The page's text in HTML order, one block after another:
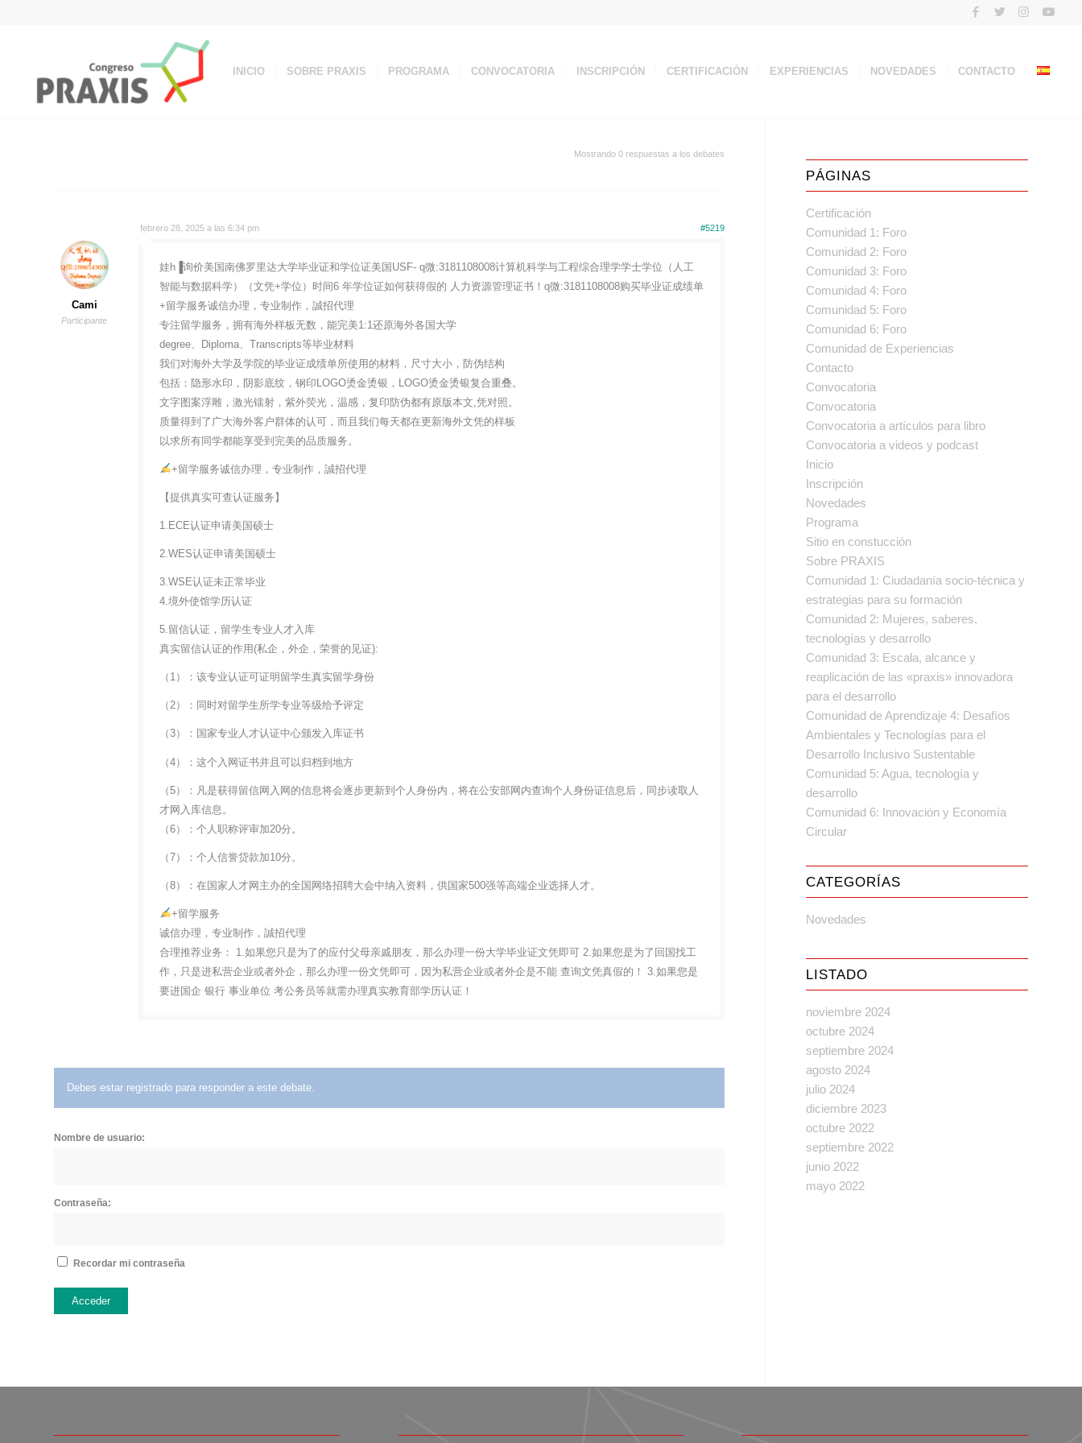
INICIO SOBRE PRAXIS PROGRAMA CONVOCATORIA INSCRIPCIÓN CERTIFICACIÓN EXPERIENCIAS NOVEDADES CONTACTO
Mostrando 0 respuestas a los debates
febrero 28, 2025 a las 6:34 pm #5219
Cami
Participante
娃h▐询价美国南佛罗里达大学毕业证和学位证美国USF- q微:3181108008计算机科学与工程综合理学学士学位（人工
智能与数据科学）（文凭+学位）时间6 年学位证如何获得假的 人力资源管理证书！q微:3181108008购买毕业证成绩单
+留学服务诚信办理，专业制作，誠招代理
专注留学服务，拥有海外样板无数，能完美1:1还原海外各国大学
degree、Diploma、Transcripts等毕业材料
我们对海外大学及学院的毕业证成绩单所使用的材料，尺寸大小，防伪结构
包括：隐形水印，阴影底纹，钢印LOGO烫金烫银，LOGO烫金烫银复合重叠。
文字图案浮雕，激光镭射，紫外荧光，温感，复印防伪都有原版本文,凭对照。
质量得到了广大海外客户群体的认可，而且我们每天都在更新海外文凭的样板
以求所有同学都能享受到完美的品质服务。
+留学服务诚信办理，专业制作，誠招代理
【提供真实可查认证服务】
1.ECE认证申请美国硕士
2.WES认证申请美国硕士
3.WSE认证未正常毕业
4.境外使馆学历认证
5.留信认证，留学生专业人才入库
真实留信认证的作用(私企，外企，荣誉的见证):
（1）：该专业认证可证明留学生真实留学身份
（2）：同时对留学生所学专业等级给予评定
（3）：国家专业人才认证中心颁发入库证书
（4）：这个入网证书并且可以归档到地方
（5）：凡是获得留信网入网的信息将会逐步更新到个人身份内，将在公安部网内查询个人身份证信息后，同步读取人
才网入库信息。
（6）：个人职称评审加20分。
（7）：个人信誉贷款加10分。
（8）：在国家人才网主办的全国网络招聘大会中纳入资料，供国家500强等高端企业选择人才。
+留学服务
诚信办理，专业制作，誠招代理
合理推荐业务： 1.如果您只是为了的应付父母亲戚朋友，那么办理一份大学毕业证文凭即可 2.如果您是为了回国找工
作，只是进私营企业或者外企，那么办理一份文凭即可，因为私营企业或者外企是不能 查询文凭真假的！ 3.如果您是
要进国企 银行 事业单位 考公务员等就需办理真实教育部学历认证！
Debes estar registrado para responder a este debate.
Nombre de usuario:
Contraseña:
Recordar mi contraseña
Acceder
PÁGINAS
Certificación
Comunidad 1: Foro
Comunidad 2: Foro
Comunidad 3: Foro
Comunidad 4: Foro
Comunidad 5: Foro
Comunidad 6: Foro
Comunidad de Experiencias
Contacto
Convocatoria
Convocatoria
Convocatoria a artículos para libro
Convocatoria a videos y podcast
Inicio
Inscripción
Novedades
Programa
Sitio en constucción
Sobre PRAXIS
Comunidad 1: Ciudadanía socio-técnica y
estrategias para su formación
Comunidad 2: Mujeres, saberes,
tecnologías y desarrollo
Comunidad 3: Escala, alcance y
reaplicación de las «praxis» innovadora
para el desarrollo
Comunidad de Aprendizaje 4: Desafíos
Ambientales y Tecnologías para el
Desarrollo Inclusivo Sustentable
Comunidad 5: Agua, tecnología y
desarrollo
Comunidad 6: Innovación y Economía
Circular
CATEGORÍAS
Novedades
LISTADO
noviembre 2024
octubre 2024
septiembre 2024
agosto 2024
julio 2024
diciembre 2023
octubre 2022
septiembre 2022
junio 2022
mayo 2022